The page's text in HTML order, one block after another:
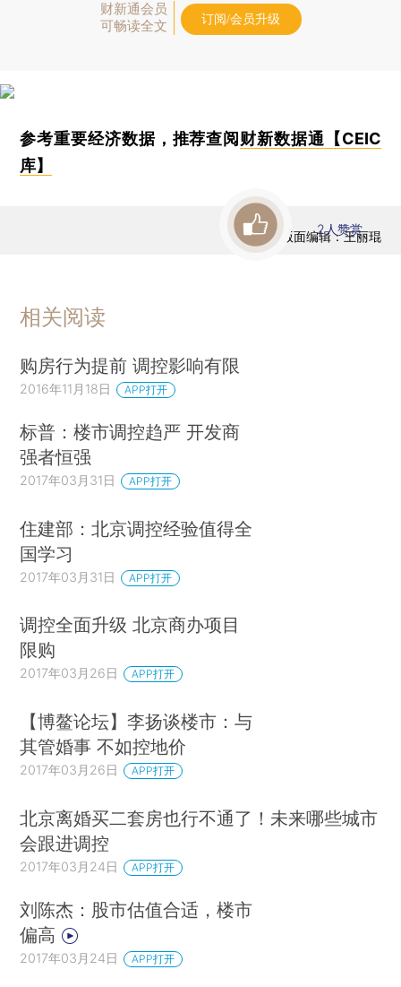
财新通会员
可畅读全文
订阅/会员升级
参考重要经济数据，推荐查阅 财新数据通【CEIC
库】
版面编辑：王丽琨
2人赞赏
相关阅读
购房行为提前 调控影响有限
2016年11月18日 APP打开
标普：楼市调控趋严 开发商
强者恒强
2017年03月31日 APP打开
住建部：北京调控经验值得全
国学习
2017年03月31日 APP打开
调控全面升级 北京商办项目
限购
2017年03月26日 APP打开
【博鳌论坛】李扬谈楼市：与
其管婚事 不如控地价
2017年03月26日 APP打开
北京离婚买二套房也行不通了！未来哪些城市
会跟进调控
2017年03月24日 APP打开
刘陈杰：股市估值合适，楼市
偏高
2017年03月24日 APP打开